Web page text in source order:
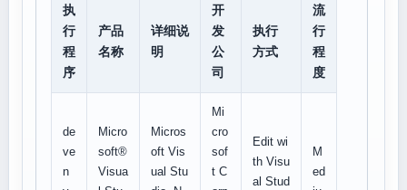
执
行
程
序
产品
名称
详细说
明
开
发
公
司
执行
方式
流
行
程
度
de
ve
n
Micro
soft®
Visua
Micros
oft Vis
ual Stu
Mi
cro
sof
t C
Edit wi
th Visu
al Stud
M
ed